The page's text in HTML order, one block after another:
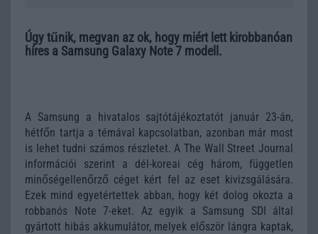
Úgy tűnik, megvan az ok, hogy miért lett kirobbanóan
híres a Samsung Galaxy Note 7 modell.
A Samsung a hivatalos sajtótájékoztatót január 23-án,
hétfőn tartja a témával kapcsolatban, azonban már most
is lehet tudni számos részletet. A The Wall Street Journal
információi szerint a dél-koreai cég három, független
minőségellenőrző céget kért fel az eset kivizsgálására.
Ezek mind egyetértettek abban, hogy két dolog okozta a
robbanós Note 7-eket. Az egyik a Samsung SDI által
gyártott hibás akkumulátor, melyek először lángra kaptak,